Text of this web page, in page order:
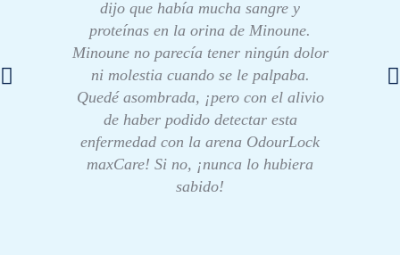
dijo que había mucha sangre y
proteínas en la orina de Minoune.
Minoune no parecía tener ningún dolor
ni molestia cuando se le palpaba.
Quedé asombrada, ¡pero con el alivio
de haber podido detectar esta
enfermedad con la arena OdourLock
maxCare! Si no, ¡nunca lo hubiera
sabido!